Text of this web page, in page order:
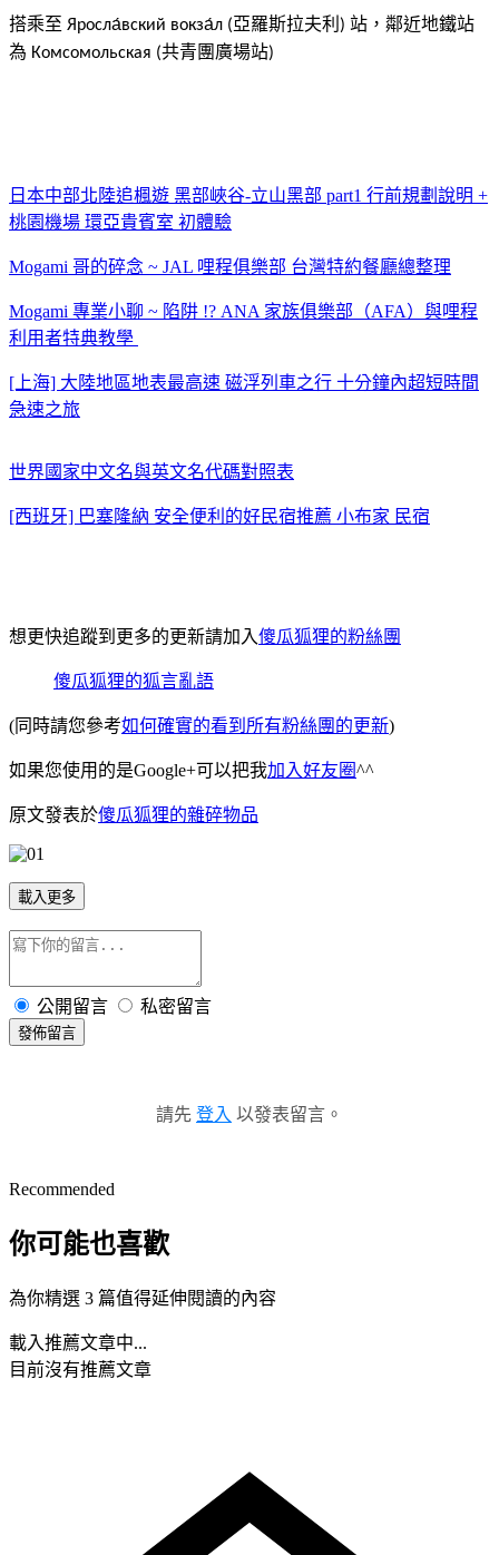
搭乘至 Яросла́вский вокза́л (亞羅斯拉夫利 ) 站 ， 鄰近地鐵站
為 Комсомольская (共青團廣場站)
日本中部北陸追楓遊 黑部峽谷-立山黑部 part1 行前規劃說明 +
桃園機場 環亞貴賓室 初體驗
Mogami 哥的碎念 ~ JAL 哩程俱樂部 台灣特約餐廳總整理
Mogami 專業小聊 ~ 陷阱 !? ANA 家族俱樂部（AFA）與哩程
利用者特典教學
[上海] 大陸地區地表最高速 磁浮列車之行 十分鐘內超短時間
急速之旅
世界國家中文名與英文名代碼對照表
[西班牙] 巴塞隆納 安全便利的好民宿推薦 小布家 民宿
想更快追蹤到更多的更新請加入傻瓜狐狸的粉絲團
傻瓜狐狸的狐言亂語
(同時請您參考如何確實的看到所有粉絲團的更新)
如果您使用的是Google+可以把我加入好友圈^^
原文發表於傻瓜狐狸的雜碎物品
載入更多
公開留言 私密留言
發佈留言
請先 登入 以發表留言。
Recommended
你可能也喜歡
為你精選 3 篇值得延伸閱讀的內容
載入推薦文章中...
目前沒有推薦文章